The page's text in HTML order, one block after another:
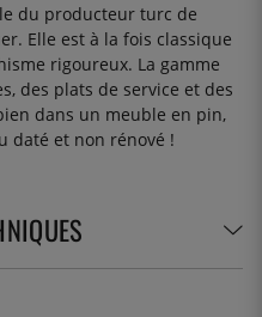
du producteur turc de
Elle est à la fois classique
rigoureux. La gamme
des plats de service et des
dans un meuble en pin,
daté et non rénové !